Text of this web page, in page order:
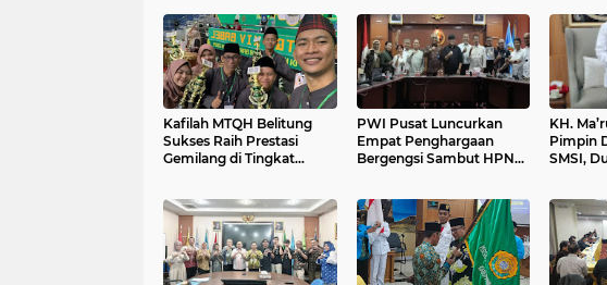
Kafilah MTQH Belitung
Sukses Raih Prestasi
Gemilang di Tingkat
PWI Pusat Luncurkan
Empat Penghargaan
Bergengsi Sambut HPN
Insan Pers
KH.
Pimpin
SMSI,
Banten